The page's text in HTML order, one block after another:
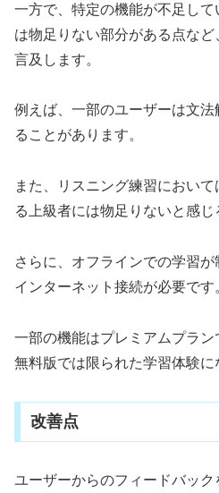
一方で、特定の機能が不足し
は物足りない部分がある点な
言及します。
例えば、一部のユーザーは文
ることがあります。
また、リスニング練習におい
る上級者には物足りないと感じ
さらに、オフラインでの学習
インターネット接続が必要です
一部の機能はプレミアムプラン
無料版では限られた学習体験に
改善点
ユーザーからのフィードバッ